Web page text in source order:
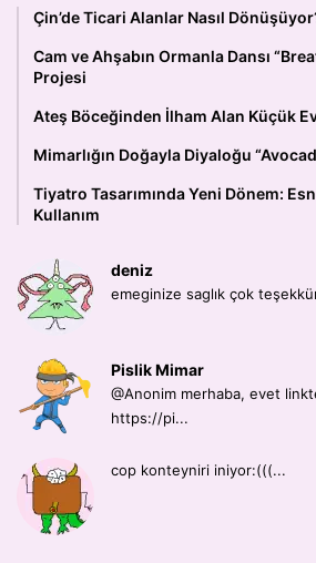
Çin’de Ticari Alanlar Nasıl
Cam ve Ahşabın Ormanla Dansı
Projesi
Ateş Böceğinden İlham Alan Küçük
Mimarlığın Doğayla Diyaloğu
Tiyatro Tasarımında Yeni Dönem:
Kullanım
deniz
emeginize saglık çok
Pislik Mimar
@Anonim merhaba, evet
https://pi...
cop konteyniri iniyor:(((...